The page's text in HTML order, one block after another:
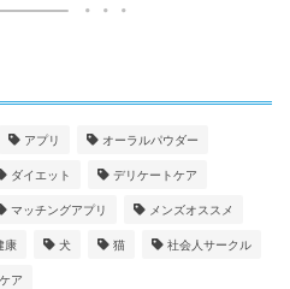
アプリ オーラルパウダー
ダイエット デリケートケア
マッチングアプリ メンズオススメ
康 犬 猫 社会人サークル
ア